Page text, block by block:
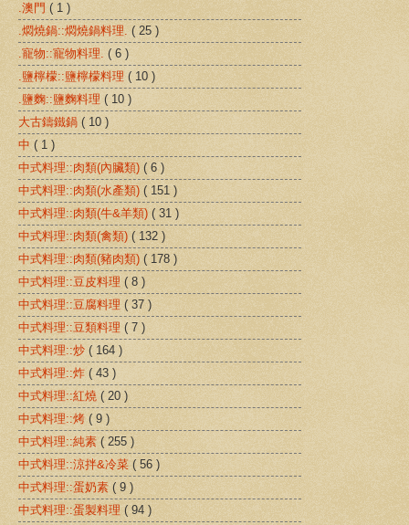
.澳門 ( 1 )
.燜燒鍋::燜燒鍋料理. ( 25 )
.寵物::寵物料理. ( 6 )
.鹽檸檬::鹽檸檬料理 ( 10 )
.鹽麴::鹽麴料理 ( 10 )
大古鑄鐵鍋 ( 10 )
中 ( 1 )
中式料理::肉類(內臟類) ( 6 )
中式料理::肉類(水產類) ( 151 )
中式料理::肉類(牛&羊類) ( 31 )
中式料理::肉類(禽類) ( 132 )
中式料理::肉類(豬肉類) ( 178 )
中式料理::豆皮料理 ( 8 )
中式料理::豆腐料理 ( 37 )
中式料理::豆類料理 ( 7 )
中式料理::炒 ( 164 )
中式料理::炸 ( 43 )
中式料理::紅燒 ( 20 )
中式料理::烤 ( 9 )
中式料理::純素 ( 255 )
中式料理::涼拌&冷菜 ( 56 )
中式料理::蛋奶素 ( 9 )
中式料理::蛋製料理 ( 94 )